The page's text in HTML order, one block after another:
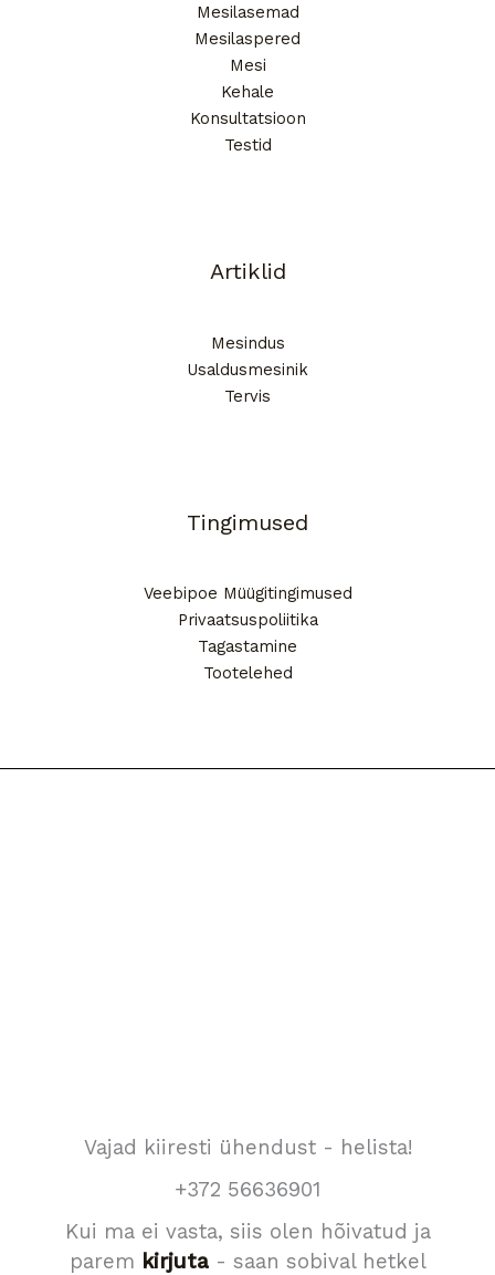
Mesilasemad
Mesilaspered
Mesi
Kehale
Konsultatsioon
Testid
Artiklid
Mesindus
Usaldusmesinik
Tervis
Tingimused
Veebipoe Müügitingimused
Privaatsuspoliitika
Tagastamine
Tootelehed
Vajad kiiresti ühendust - helista!
+372 56636901
Kui ma ei vasta, siis olen hõivatud ja
parem kirjuta- saan sobival hetkel